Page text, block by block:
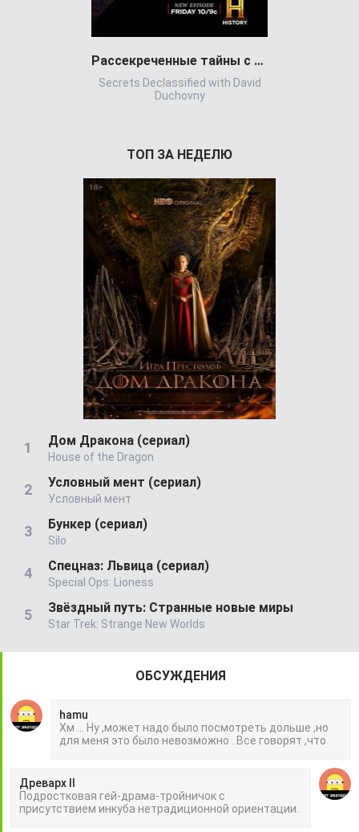
Рассекреченные тайны с Дэвидом Духовны
Secrets Declassified with David
Duchovny
ТОП ЗА НЕДЕЛЮ
Дом Дракона (сериал)
House of the Dragon
Условный мент (сериал)
Условный мент
Бункер (сериал)
Silo
Спецназ: Львица (сериал)
Special Ops: Lioness
Звёздный путь: Странные новые миры
Star Trek: Strange New Worlds
ОБСУЖДЕНИЯ
hamu
Хм ... Ну ,может надо было посмотреть дольше ,но
для меня это было невозможно . Все говорят ,что
Древарх II
Подростковая гей-драма-тройничок с
присутствием инкуба нетрадиционной ориентации.